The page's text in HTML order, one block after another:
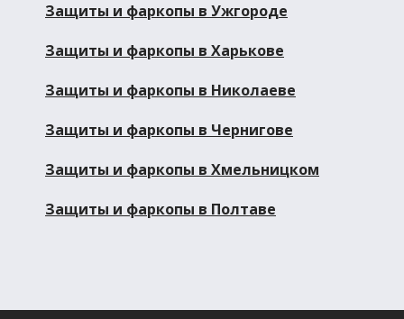
Защиты и фаркопы в Ужгороде
Защиты и фаркопы в Харькове
Защиты и фаркопы в Николаеве
Защиты и фаркопы в Чернигове
Защиты и фаркопы в Хмельницком
Защиты и фаркопы в Полтаве